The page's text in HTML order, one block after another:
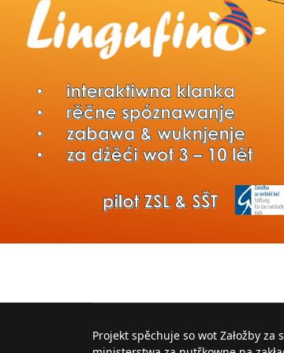
Projekt spěchuje so wot Załožby